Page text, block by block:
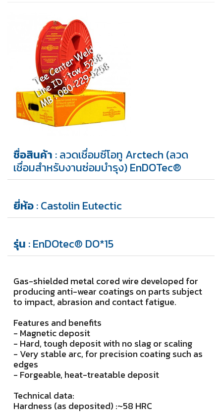
ชื่อสินค้า : ลวดเชื่อมซีโอทู Arctech (ลวด
เชื่อมสำหรับงานซ่อมบำรุง) EnDOTec®
ยี่ห้อ: Castolin Eutectic
รุ่น : EnDOtec® DO*15
Gas-shielded metal cored wire developed for
producing anti-wear coatings on parts subject
to impact, abrasion and contact fatigue.
Features and benefits
- Magnetic deposit
- Hard, tough deposit with no slag or scaling
- Very stable arc, for precision coating such as
edges
- Forgeable, heat-treatable deposit
Technical data:
Hardness (as deposited) :~58 HRC